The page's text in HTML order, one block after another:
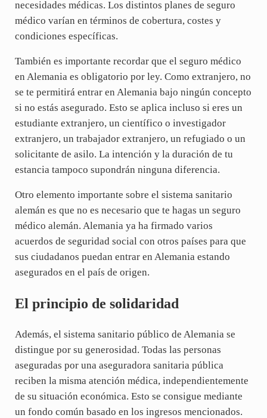
necesidades médicas. Los distintos planes de seguro
médico varían en términos de cobertura, costes y
condiciones específicas.
También es importante recordar que el seguro médico
en Alemania es obligatorio por ley. Como extranjero, no
se te permitirá entrar en Alemania bajo ningún concepto
si no estás asegurado. Esto se aplica incluso si eres un
estudiante extranjero, un científico o investigador
extranjero, un trabajador extranjero, un refugiado o un
solicitante de asilo. La intención y la duración de tu
estancia tampoco supondrán ninguna diferencia.
Otro elemento importante sobre el sistema sanitario
alemán es que no es necesario que te hagas un seguro
médico alemán. Alemania ya ha firmado varios
acuerdos de seguridad social con otros países para que
sus ciudadanos puedan entrar en Alemania estando
asegurados en el país de origen.
El principio de solidaridad
Además, el sistema sanitario público de Alemania se
distingue por su generosidad. Todas las personas
aseguradas por una aseguradora sanitaria pública
reciben la misma atención médica, independientemente
de su situación económica. Esto se consigue mediante
un fondo común basado en los ingresos mencionados.